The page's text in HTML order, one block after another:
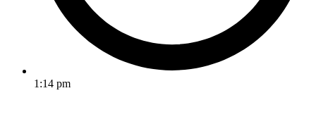
1:14 pm